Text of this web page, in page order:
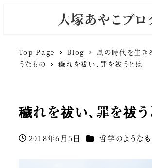
大塚あやこブロ
Top Page Blog 風の時代を生き
うなもの
穢れを祓い、罪を祓うとは
穢れを祓い、罪を祓う
投稿日
2018年6月5日 カテゴリー
哲学のような